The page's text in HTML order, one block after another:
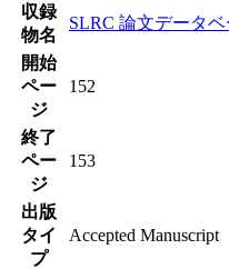
収録
物名
SLRC 論文データベ
開始
ペー
ジ
152
終了
ペー
ジ
153
出版
タイ
プ
Accepted Manuscript